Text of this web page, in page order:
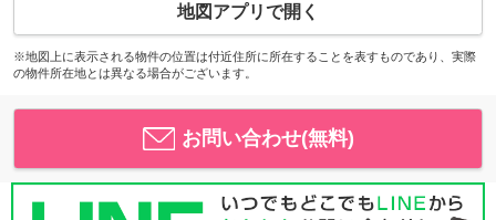
地図アプリで開く
※地図上に表示される物件の位置は付近住所に所在することを表すものであり、実際
の物件所在地とは異なる場合がございます。
お問い合わせ(無料)